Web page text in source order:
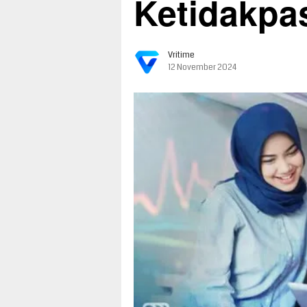
Vritime
12 November 2024